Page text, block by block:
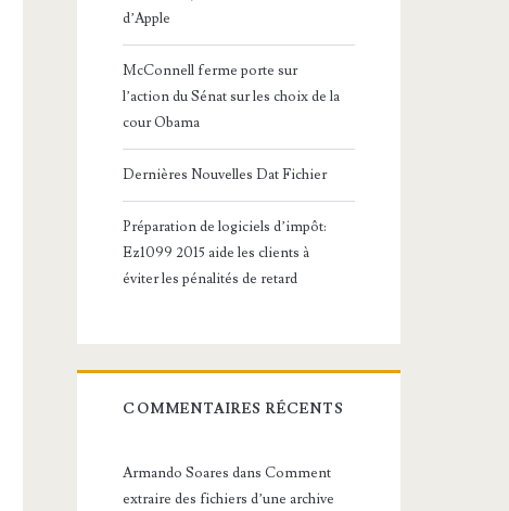
d’Apple
McConnell ferme porte sur
l’action du Sénat sur les choix de la
cour Obama
Dernières Nouvelles Dat Fichier
Préparation de logiciels d’impôt:
Ez1099 2015 aide les clients à
éviter les pénalités de retard
COMMENTAIRES RÉCENTS
Armando Soares dansComment
extraire des fichiers d’une archive